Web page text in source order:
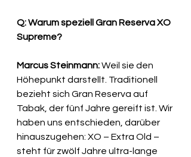
Q: Warum speziell Gran Reserva XO
Supreme?
Marcus Steinmann: Weil sie den
Höhepunkt darstellt. Traditionell
bezieht sich Gran Reserva auf
Tabak, der fünf Jahre gereift ist. Wir
haben uns entschieden, darüber
hinauszugehen: XO – Extra Old –
steht für zwölf Jahre ultra-lange